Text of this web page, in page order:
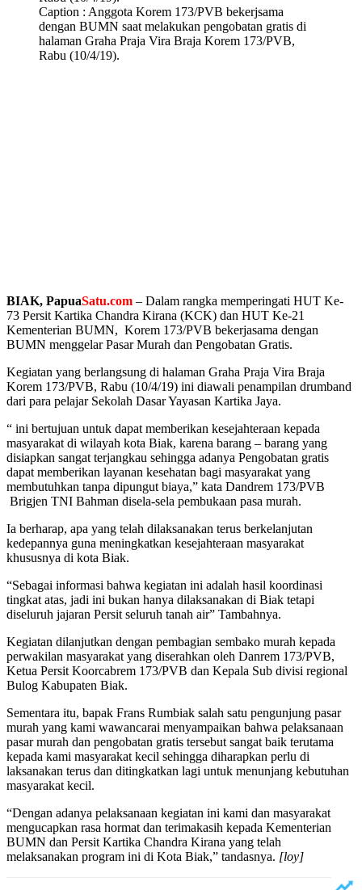
Caption : Anggota Korem 173/PVB bekerjsama
dengan BUMN saat melakukan pengobatan gratis di
halaman Graha Praja Vira Braja Korem 173/PVB,
Rabu (10/4/19).
BIAK, PapuaSatu.com – Dalam rangka memperingati HUT Ke-
73 Persit Kartika Chandra Kirana (KCK) dan HUT Ke-21
Kementerian BUMN, Korem 173/PVB bekerjasama dengan
BUMN menggelar Pasar Murah dan Pengobatan Gratis.
Kegiatan yang berlangsung di halaman Graha Praja Vira Braja
Korem 173/PVB, Rabu (10/4/19) ini diawali penampilan drumband
dari para pelajar Sekolah Dasar Yayasan Kartika Jaya.
“ ini bertujuan untuk dapat memberikan kesejahteraan kepada
masyarakat di wilayah kota Biak, karena barang – barang yang
disiapkan sangat terjangkau sehingga adanya Pengobatan gratis
dapat memberikan layanan kesehatan bagi masyarakat yang
membutuhkan tanpa dipungut biaya,” kata Dandrem 173/PVB
Brigjen TNI Bahman disela-sela pembukaan pasa murah.
Ia berharap, apa yang telah dilaksanakan terus berkelanjutan
kedepannya guna meningkatkan kesejahteraan masyarakat
khususnya di kota Biak.
“Sebagai informasi bahwa kegiatan ini adalah hasil koordinasi
tingkat atas, jadi ini bukan hanya dilaksanakan di Biak tetapi
diseluruh jajaran Persit seluruh tanah air” Tambahnya.
Kegiatan dilanjutkan dengan pembagian sembako murah kepada
perwakilan masyarakat yang diserahkan oleh Danrem 173/PVB,
Ketua Persit Koorcabrem 173/PVB dan Kepala Sub divisi regional
Bulog Kabupaten Biak.
Sementara itu, bapak Frans Rumbiak salah satu pengunjung pasar
murah yang kami wawancarai menyampaikan bahwa pelaksanaan
pasar murah dan pengobatan gratis tersebut sangat baik terutama
kepada kami masyarakat kecil sehingga diharapkan perlu di
laksanakan terus dan ditingkatkan lagi untuk menunjang kebutuhan
masyarakat kecil.
“Dengan adanya pelaksanaan kegiatan ini kami dan masyarakat
mengucapkan rasa hormat dan terimakasih kepada Kementerian
BUMN dan Persit Kartika Chandra Kirana yang telah
melaksanakan program ini di Kota Biak,” tandasnya. [loy]